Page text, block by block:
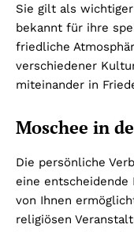
Sie gilt als
bekannt für ihre
friedliche
verschiedener
miteinander in
Moschee in
Die persönliche
eine entscheidende
von Ihnen
religiösen